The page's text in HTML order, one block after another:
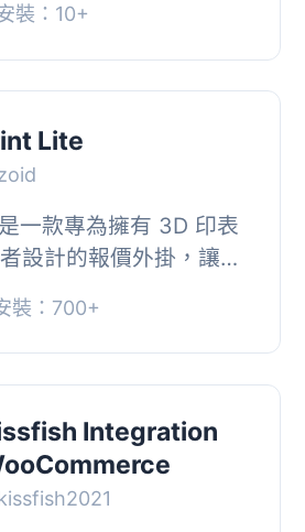
文件傳送至指定印表
裝：10+
Lite
一款專為擁有 3D 印表
設計的報價外掛，讓客
價，並透過電子郵件提
裝：700+
Integration